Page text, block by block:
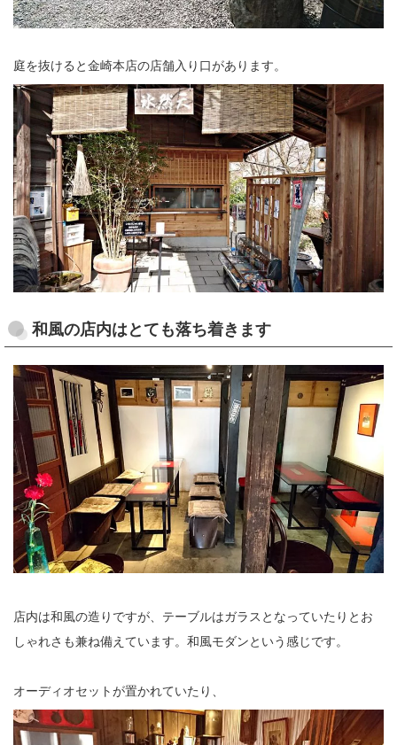
庭を抜けると金崎本店の店舗入り口があります。
和風の店内はとても落ち着きます
店内は和風の造りですが、テーブルはガラスとなっていたりとお
しゃれさも兼ね備えています。和風モダンという感じです。
オーディオセットが置かれていたり、